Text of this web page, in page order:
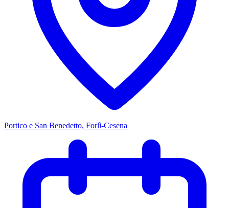
Portico e San Benedetto, Forlì-Cesena